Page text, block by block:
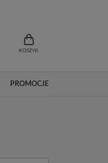
KOSZYK
PROMOCJE